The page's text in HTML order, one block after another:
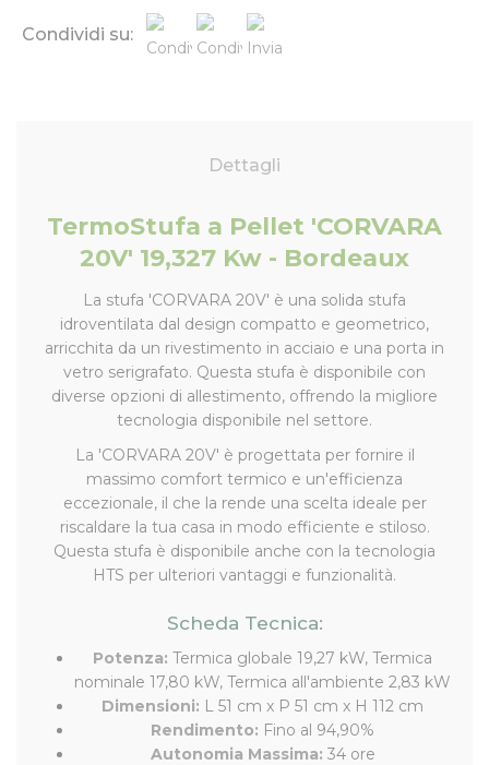
Condividi su:
Dettagli
TermoStufa a Pellet 'CORVARA
20V' 19,327 Kw - Bordeaux
La stufa 'CORVARA 20V' è una solida stufa
idroventilata dal design compatto e geometrico,
arricchita da un rivestimento in acciaio e una porta in
vetro serigrafato. Questa stufa è disponibile con
diverse opzioni di allestimento, offrendo la migliore
tecnologia disponibile nel settore.
La 'CORVARA 20V' è progettata per fornire il
massimo comfort termico e un'efficienza
eccezionale, il che la rende una scelta ideale per
riscaldare la tua casa in modo efficiente e stiloso.
Questa stufa è disponibile anche con la tecnologia
HTS per ulteriori vantaggi e funzionalità.
Scheda Tecnica:
Potenza: Termica globale 19,27 kW, Termica
nominale 17,80 kW, Termica all'ambiente 2,83 kW
Dimensioni: L 51 cm x P 51 cm x H 112 cm
Rendimento: Fino al 94,90%
Autonomia Massima: 34 ore